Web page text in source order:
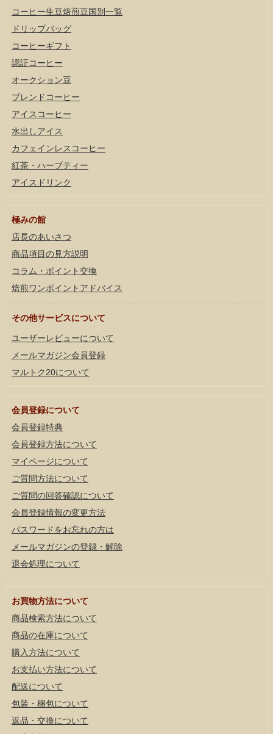
コーヒー生豆焙煎豆国別一覧
ドリップバッグ
コーヒーギフト
認証コーヒー
オークション豆
ブレンドコーヒー
アイスコーヒー
水出しアイス
カフェインレスコーヒー
紅茶・ハーブティー
アイスドリンク
極みの館
店長のあいさつ
商品項目の見方説明
コラム・ポイント交換
焙煎ワンポイントアドバイス
その他サービスについて
ユーザーレビューについて
メールマガジン会員登録
マルトク20について
会員登録について
会員登録特典
会員登録方法について
マイページについて
ご質問方法について
ご質問の回答確認について
会員登録情報の変更方法
パスワードをお忘れの方は
メールマガジンの登録・解除
退会処理について
お買物方法について
商品検索方法について
商品の在庫について
購入方法について
お支払い方法について
配送について
包装・梱包について
返品・交換について